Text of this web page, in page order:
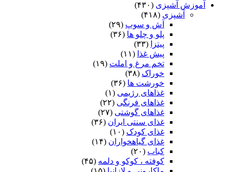
آموزش آشپزی (۴۳۰)
آشپزی (۴۱۸)
آش و سوپ (۲۹)
پلو و چلو ها (۳۶)
پیتزا
(۳۳)
پیش غذا (۱۱)
تخم مرغ و املت (۱۹)
خوراک (۳۸)
خورشت ها (۳۶)
غذاهای رژیمی (۱)
غذاهای فرنگی (۲۲)
غذاهای گوشتی (۲۷)
غذای سنتی ایران (۳۶)
غذای کودک (۱۰)
غذای گیاهخواران (۱۴)
کباب (۲۰)
کوفته ، کوکو و دلمه (۴۵)